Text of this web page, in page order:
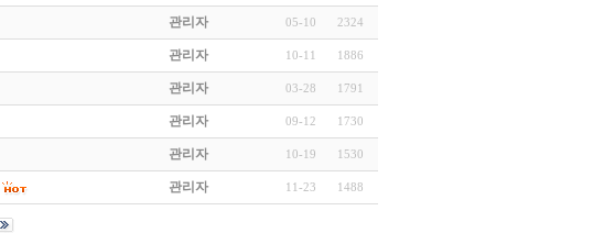
관리자 05-10 2324
관리자 10-11 1886
관리자 03-28 1791
관리자 09-12 1730
관리자 10-19 1530
관리자 11-23 1488